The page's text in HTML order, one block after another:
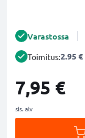
Varastossa
Toimitus:2.95 €
7,95 €
sis. alv